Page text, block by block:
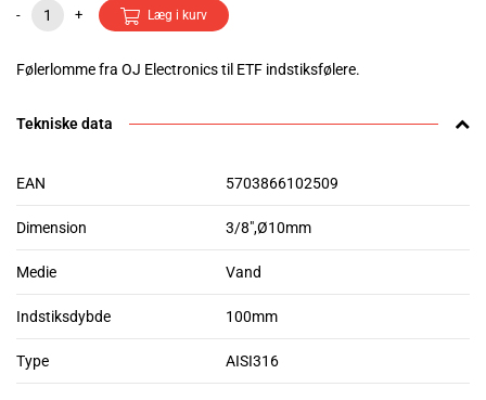
- + Læg i kurv
Følerlomme fra OJ Electronics til ETF indstiksfølere.
Tekniske data
EAN 5703866102509
Dimension 3/8",Ø10mm
Medie Vand
Indstiksdybde 100mm
Type AISI316